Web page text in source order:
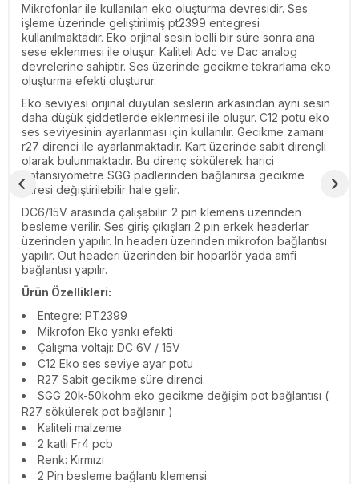
Mikrofonlar ile kullanılan eko oluşturma devresidir. Ses
işleme üzerinde geliştirilmiş pt2399 entegresi
kullanılmaktadır. Eko orjinal sesin belli bir süre sonra ana
sese eklenmesi ile oluşur. Kaliteli Adc ve Dac analog
devrelerine sahiptir. Ses üzerinde gecikme tekrarlama eko
oluşturma efekti oluşturur.
Eko seviyesi orijinal duyulan seslerin arkasından aynı sesin
daha düşük şiddetlerde eklenmesi ile oluşur. C12 potu eko
ses seviyesinin ayarlanması için kullanılır. Gecikme zamanı
r27 direnci ile ayarlanmaktadır. Kart üzerinde sabit dirençli
olarak bulunmaktadır. Bu direnç sökülerek harici
potansiyometre SGG padlerinden bağlanırsa gecikme
süresi değiştirilebilir hale gelir.
DC6/15V arasında çalışabilir. 2 pin klemens üzerinden
besleme verilir. Ses giriş çıkışları 2 pin erkek headerlar
üzerinden yapılır. In headerı üzerinden mikrofon bağlantısı
yapılır. Out headerı üzerinden bir hoparlör yada amfi
bağlantısı yapılır.
Ürün Özellikleri:
Entegre: PT2399
Mikrofon Eko yankı efekti
Çalışma voltajı: DC 6V / 15V
C12 Eko ses seviye ayar potu
R27 Sabit gecikme süre direnci.
SGG 20k-50kohm eko gecikme değişim pot bağlantısı (
R27 sökülerek pot bağlanır )
Kaliteli malzeme
2 katlı Fr4 pcb
Renk: Kırmızı
2 Pin besleme bağlantı klemensi